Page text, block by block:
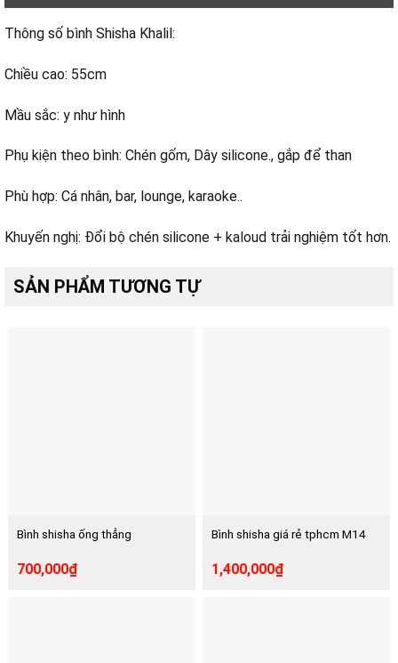
Thông số bình Shisha Khalil:
Chiều cao: 55cm
Mầu sắc: y như hình
Phụ kiện theo bình: Chén gốm, Dây silicone., gắp để than
Phù hợp: Cá nhân, bar, lounge, karaoke..
Khuyến nghị: Đổi bộ chén silicone + kaloud trải nghiệm tốt hơn.
SẢN PHẨM TƯƠNG TỰ
Bình shisha ống thẳng
700,000₫
Bình shisha giá rẻ tphcm M14
1,400,000₫